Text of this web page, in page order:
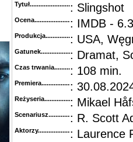
Tytuł............................................
: Slingshot
Ocena.............................................
: IMDB -
Produkcja.........................................
: USA,
Gatunek...........................................
: Dramat,
Czas trwania......................................
: 108 min.
Premiera..........................................
:
Reżyseria........................................
: Mikael
Scenariusz........................................
: R. Scott
Aktorzy...........................................
: Laurence